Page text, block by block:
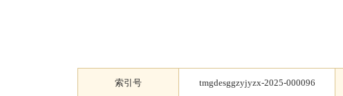
索引号 tmgdesggzyjyzx-2025-000096